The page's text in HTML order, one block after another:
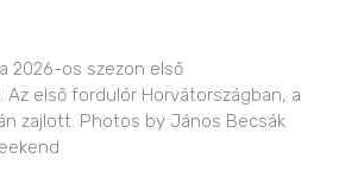
2026-os szezon első
első fordulór Horvátországban, a
zajlott. Photos by János Becsák